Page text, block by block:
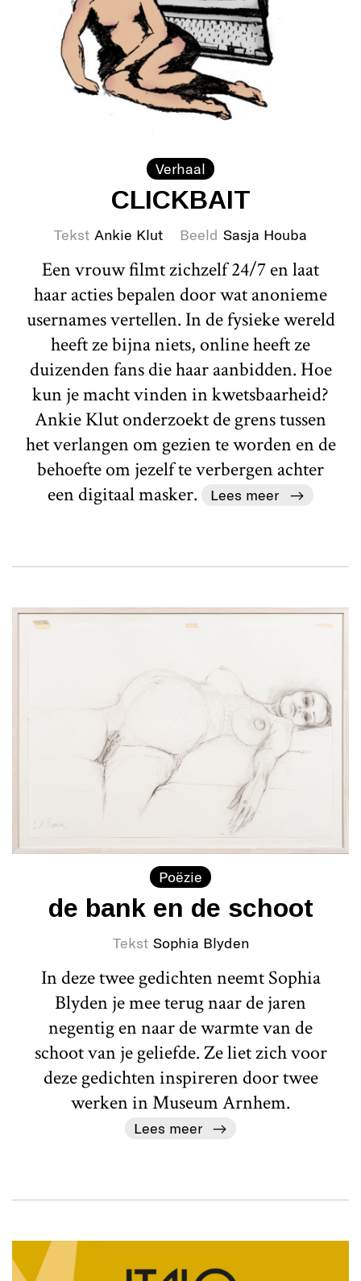
Verhaal
CLICKBAIT
Tekst Ankie Klut Beeld Sasja Houba
Een vrouw filmt zichzelf 24/7 en laat
haar acties bepalen door wat anonieme
usernames vertellen. In de fysieke wereld
heeft ze bijna niets, online heeft ze
duizenden fans die haar aanbidden. Hoe
kun je macht vinden in kwetsbaarheid?
Ankie Klut onderzoekt de grens tussen
het verlangen om gezien te worden en de
behoefte om jezelf te verbergen achter
een digitaal masker.
Lees meer
Poëzie
de bank en de schoot
Tekst Sophia Blyden
In deze twee gedichten neemt Sophia
Blyden je mee terug naar de jaren
negentig en naar de warmte van de
schoot van je geliefde. Ze liet zich voor
deze gedichten inspireren door twee
werken in Museum Arnhem.
Lees meer